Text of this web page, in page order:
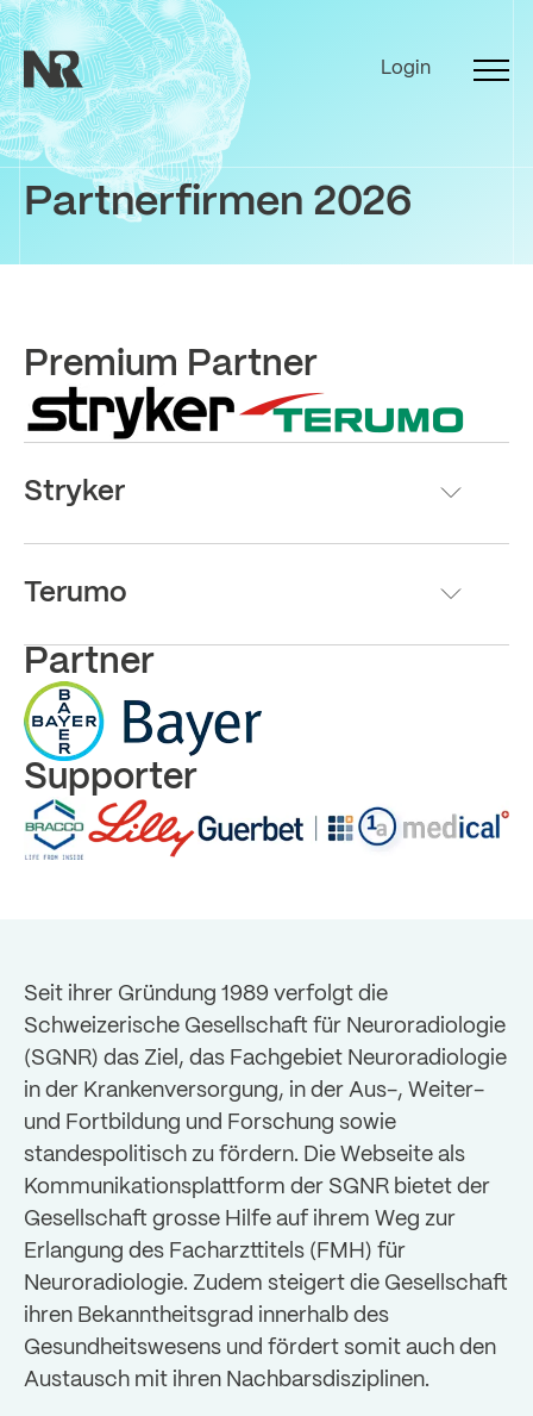
Login
Partnerfirmen 2026
Premium Partner
Stryker
Terumo
Partner
Supporter
Seit ihrer Gründung 1989 verfolgt die
Schweizerische Gesellschaft für Neuroradiologie
(SGNR) das Ziel, das Fachgebiet Neuroradiologie
in der Krankenversorgung, in der Aus-, Weiter-
und Fortbildung und Forschung sowie
standespolitisch zu fördern. Die Webseite als
Kommunikationsplattform der SGNR bietet der
Gesellschaft grosse Hilfe auf ihrem Weg zur
Erlangung des Facharzttitels (FMH) für
Neuroradiologie. Zudem steigert die Gesellschaft
ihren Bekanntheitsgrad innerhalb des
Gesundheitswesens und fördert somit auch den
Austausch mit ihren Nachbarsdisziplinen.